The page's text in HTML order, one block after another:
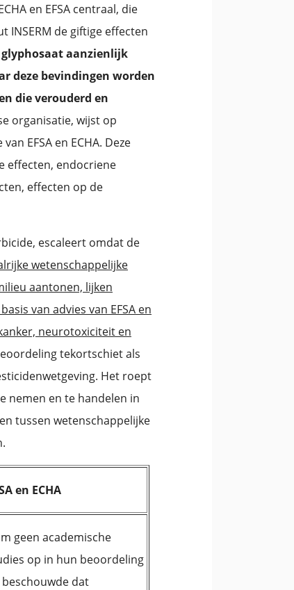
en EFSA centraal, die
INSERM de giftige effecten
glyphosaat aanzienlijk
deze bevindingen worden
die verouderd en
organisatie, wijst op
EFSA en ECHA. Deze
effecten, endocriene
effecten op de
escaleert omdat de
wetenschappelijke
aantonen, lijken
van advies van EFSA en
neurotoxiciteit en
tekortschiet als
Het roept
nemen en te handelen in
tussen wetenschappelijke
en ECHA
geen academische
op in hun beoordeling
beschouwde dat